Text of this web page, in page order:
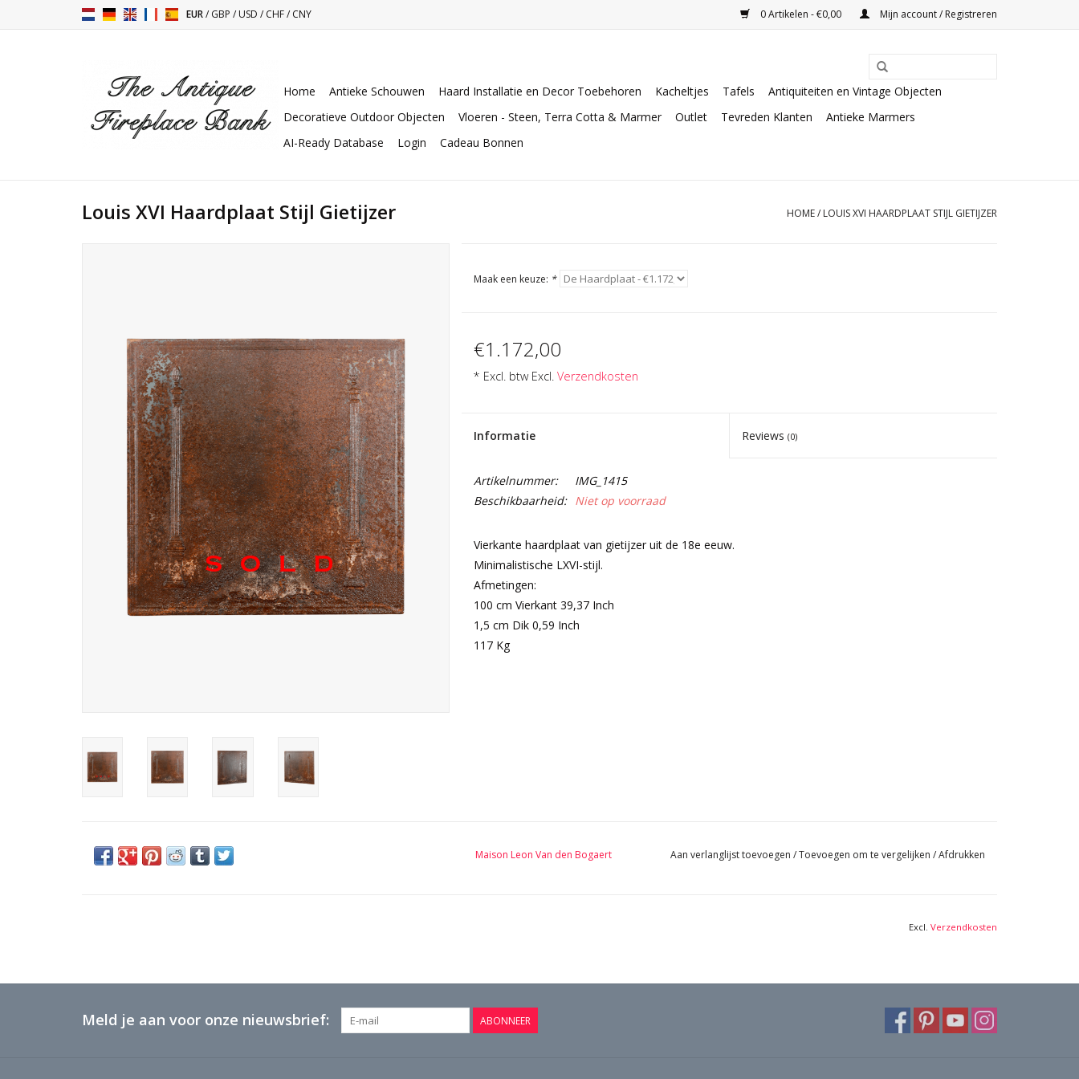
EUR/GBP /USD /CHF/CNY 0 Artikelen - €0,00 Mijn account / Registreren
Home Antieke Schouwen Haard Installatie en Decor Toebehoren Kacheltjes Tafels
Antiquiteiten en Vintage Objecten
Decoratieve Outdoor Objecten
Vloeren - Steen, Terra Cotta & Marmer Outlet Tevreden Klanten
Antieke Marmers
AI-Ready Database
Login Cadeau Bonnen
Louis XVI Haardplaat Stijl Gietijzer HOME/ LOUIS XVI HAARDPLAAT STIJL GIETIJZER
Maak een keuze: *
€1.172,00
* Excl. btw Excl. Verzendkosten
Informatie Reviews(0)
Artikelnummer:
IMG_1415
Beschikbaarheid:
Niet op voorraad
Vierkante haardplaat van gietijzer uit de 18e eeuw.
Minimalistische LXVI-stijl.
Afmetingen:
100 cm Vierkant 39,37 Inch
1,5 cm Dik 0,59 Inch
117 Kg
Maison Leon Van den Bogaert Aan verlanglijst toevoegen /Toevoegen om te vergelijken /Afdrukken
Excl. Verzendkosten
Meld je aan voor onze nieuwsbrief: ABONNEER